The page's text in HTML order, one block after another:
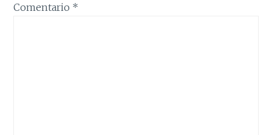
Comentario *